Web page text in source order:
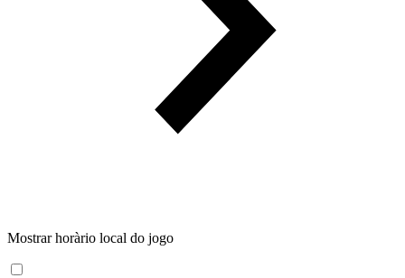
Mostrar horàrio local do jogo